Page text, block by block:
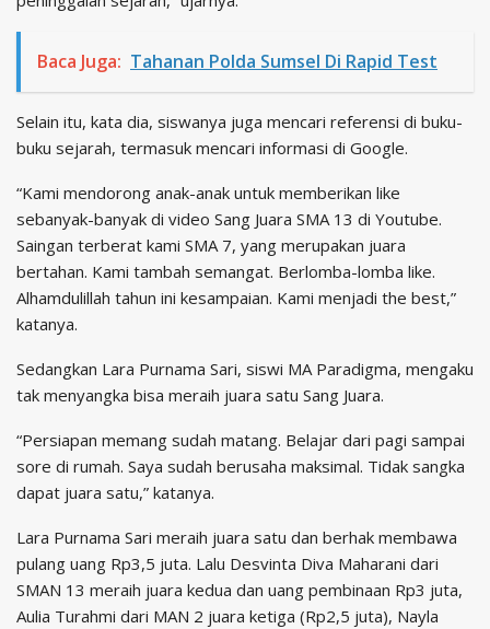
Baca Juga: Tahanan Polda Sumsel Di Rapid Test
Selain itu, kata dia, siswanya juga mencari referensi di buku-
buku sejarah, termasuk mencari informasi di Google.
“Kami mendorong anak-anak untuk memberikan like
sebanyak-banyak di video Sang Juara SMA 13 di Youtube.
Saingan terberat kami SMA 7, yang merupakan juara
bertahan. Kami tambah semangat. Berlomba-lomba like.
Alhamdulillah tahun ini kesampaian. Kami menjadi the best,”
katanya.
Sedangkan Lara Purnama Sari, siswi MA Paradigma, mengaku
tak menyangka bisa meraih juara satu Sang Juara.
“Persiapan memang sudah matang. Belajar dari pagi sampai
sore di rumah. Saya sudah berusaha maksimal. Tidak sangka
dapat juara satu,” katanya.
Lara Purnama Sari meraih juara satu dan berhak membawa
pulang uang Rp3,5 juta. Lalu Desvinta Diva Maharani dari
SMAN 13 meraih juara kedua dan uang pembinaan Rp3 juta,
Aulia Turahmi dari MAN 2 juara ketiga (Rp2,5 juta), Nayla